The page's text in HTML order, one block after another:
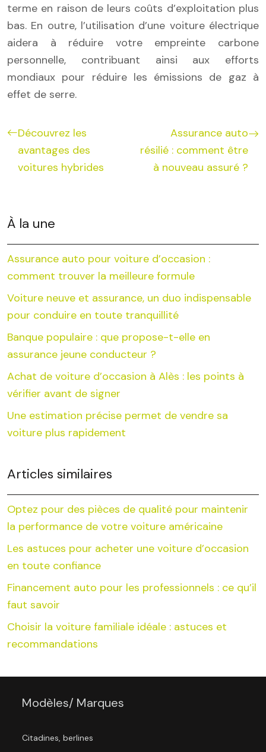
terme en raison de leurs coûts d’exploitation plus
bas. En outre, l’utilisation d’une voiture électrique
aidera à réduire votre empreinte carbone
personnelle, contribuant ainsi aux efforts
mondiaux pour réduire les émissions de gaz à
effet de serre.
Découvrez les
avantages des
voitures hybrides
Assurance auto
résilié : comment être
à nouveau assuré ?
À la une
Assurance auto pour voiture d’occasion :
comment trouver la meilleure formule
Voiture neuve et assurance, un duo indispensable
pour conduire en toute tranquillité
Banque populaire : que propose-t-elle en
assurance jeune conducteur ?
Achat de voiture d’occasion à Alès : les points à
vérifier avant de signer
Une estimation précise permet de vendre sa
voiture plus rapidement
Articles similaires
Optez pour des pièces de qualité pour maintenir
la performance de votre voiture américaine
Les astuces pour acheter une voiture d’occasion
en toute confiance
Financement auto pour les professionnels : ce qu’il
faut savoir
Choisir la voiture familiale idéale : astuces et
recommandations
Modèles/ Marques
Citadines, berlines